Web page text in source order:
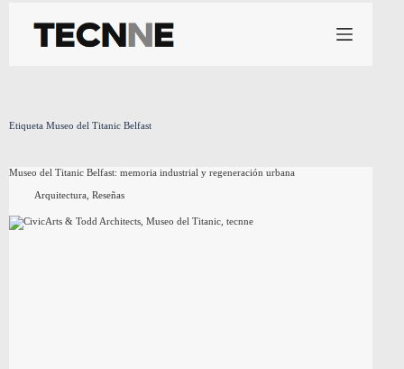
contenido
Etiqueta Museo del Titanic Belfast
Museo del Titanic Belfast: memoria industrial y regeneración urbana
Arquitectura, Reseñas